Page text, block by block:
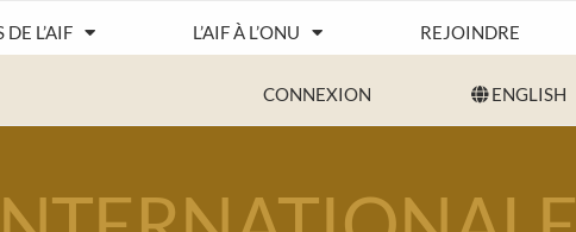
L’AIF L’AIF À L’ONU REJOINDRE
CONNEXION ENGLISH